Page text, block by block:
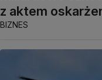
z aktem
BIZNES